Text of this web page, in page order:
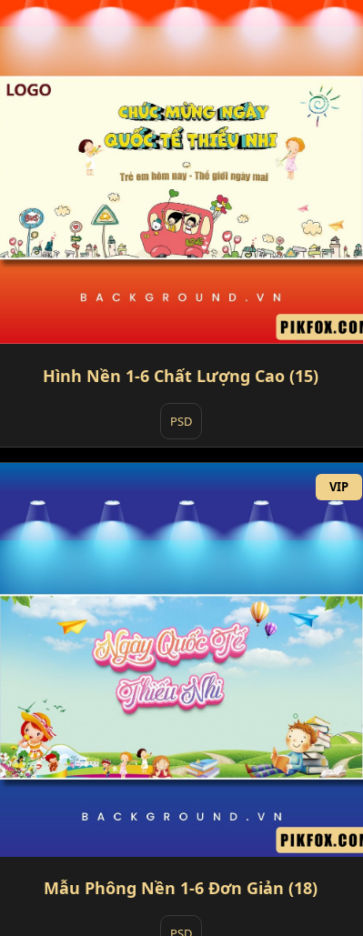
Hình Nền 1-6 Chất Lượng Cao (15)
PSD
VIP
Mẫu Phông Nền 1-6 Đơn Giản (18)